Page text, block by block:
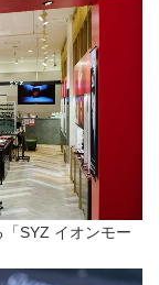
SYZ イオンモー